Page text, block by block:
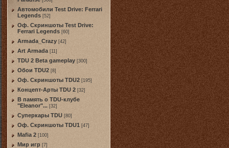
Автомобили Test Drive: Ferrari
Legends [52]
Оф. Скриншоты Test Drive:
Ferrari Legends [60]
Armada_Crazy [42]
Art Armada [11]
TDU 2 Beta gameplay [300]
Обои TDU2 [8]
Оф. Скриншоты TDU2 [195]
Концепт-Арты TDU 2 [32]
В память о TDU-клубе
"Eleanor"... [32]
Суперкары TDU [80]
Оф. Скриншоты TDU1 [47]
Mafia 2 [100]
Мир игр [7]